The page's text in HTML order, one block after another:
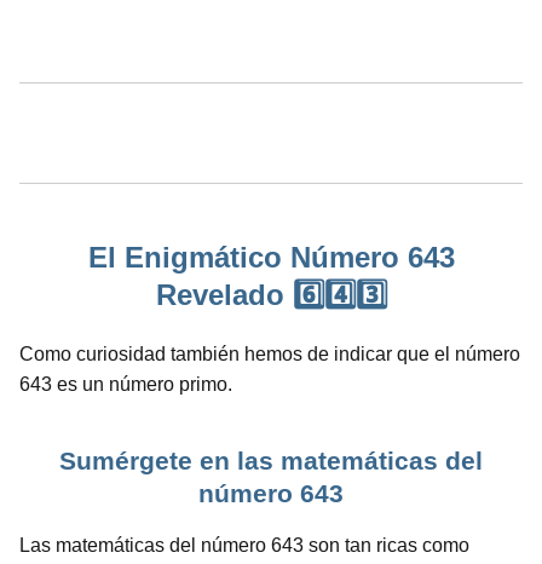
El Enigmático Número 643
Revelado 6️⃣4️⃣3️⃣
Como curiosidad también hemos de indicar que el número
643 es un número primo.
Sumérgete en las matemáticas del
número 643
Las matemáticas del número 643 son tan ricas como